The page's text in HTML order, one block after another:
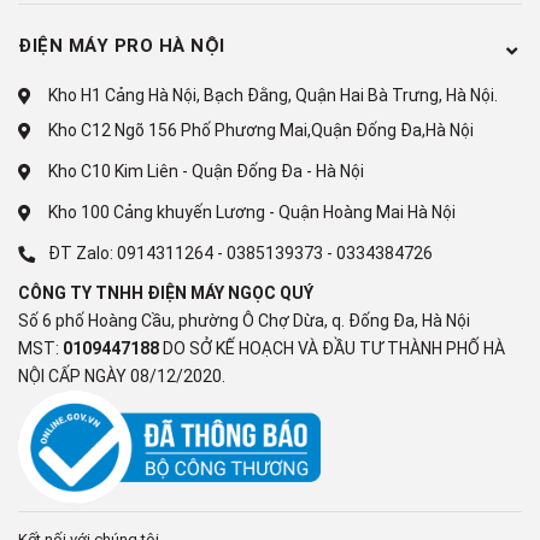
Bộ xử lý Processor XR
Tần số quét thực:
120 Hz
Tiện ích
Điều khiển tivi bằng điện thoại:
Ứng dụng Android TV
Điều khiển bằng giọng nói:
Google Assistant có tiếng Việt
ĐIỆN MÁY PRO HÀ NỘI
Kho H1 Cảng Hà Nội, Bạch Đằng, Quận Hai Bà Trưng, Hà Nội.
Kho C12 Ngõ 156 Phố Phương Mai,Quận Đống Đa,Hà Nội
Kho C10 Kim Liên - Quận Đống Đa - Hà Nội
Kho 100 Cảng khuyến Lương - Quận Hoàng Mai Hà Nội
ĐT Zalo: 0914311264 - 0385139373 - 0334384726
CÔNG TY TNHH ĐIỆN MÁY NGỌC QUÝ
Số 6 phố Hoàng Cầu, phường Ô Chợ Dừa, q. Đống Đa, Hà Nội
MST: 0109447188 DO SỞ KẾ HOẠCH VÀ ĐẦU TƯ THÀNH PHỐ HÀ
NỘI CẤP NGÀY 08/12/2020.